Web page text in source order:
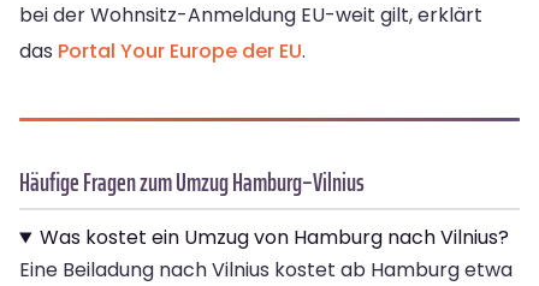
bei der Wohnsitz-Anmeldung EU-weit gilt, erklärt
das Portal Your Europe der EU.
Häufige Fragen zum Umzug Hamburg–Vilnius
Was kostet ein Umzug von Hamburg nach Vilnius?
Eine Beiladung nach Vilnius kostet ab Hamburg etwa